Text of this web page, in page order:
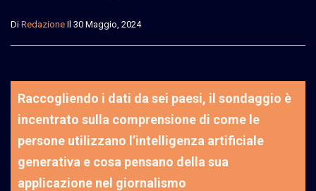
Di Redazione Il 30 Maggio, 2024
Raccogliendo i dati da sei paesi, il sondaggio è
incentrato sulla comprensione di come le
persone utilizzano l’intelligenza artificiale
generativa e cosa pensano della sua
applicazione nel giornalismo